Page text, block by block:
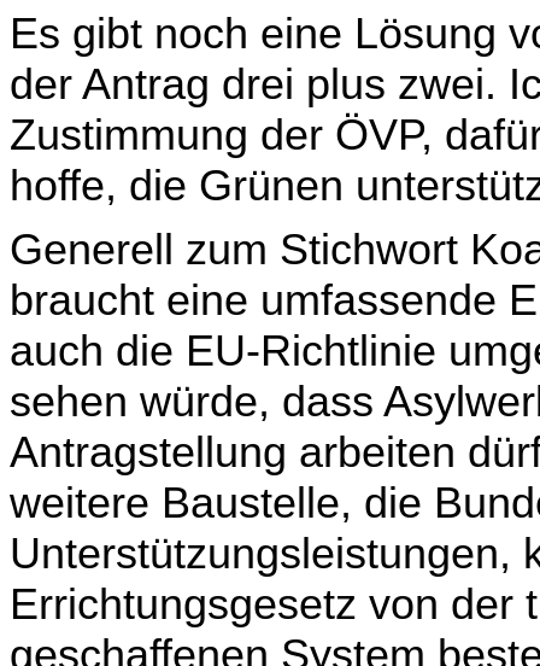
Es gibt noch eine Lösung
der Antrag drei plus zwei.
Zustimmung der ÖVP,
hoffe, die Grünen
Generell zum Stichwort
braucht eine umfassende
auch die EU-Richtlinie
sehen würde, dass
Antragstellung arbeiten
weitere Baustelle, die
Unterstützungsleistungen,
Errichtungsgesetz von der
geschaffenen System